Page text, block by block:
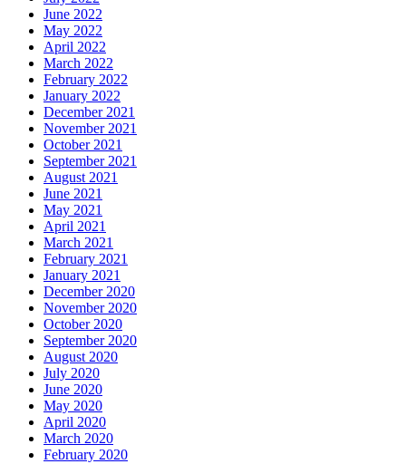
June 2022
May 2022
April 2022
March 2022
February 2022
January 2022
December 2021
November 2021
October 2021
September 2021
August 2021
June 2021
May 2021
April 2021
March 2021
February 2021
January 2021
December 2020
November 2020
October 2020
September 2020
August 2020
July 2020
June 2020
May 2020
April 2020
March 2020
February 2020